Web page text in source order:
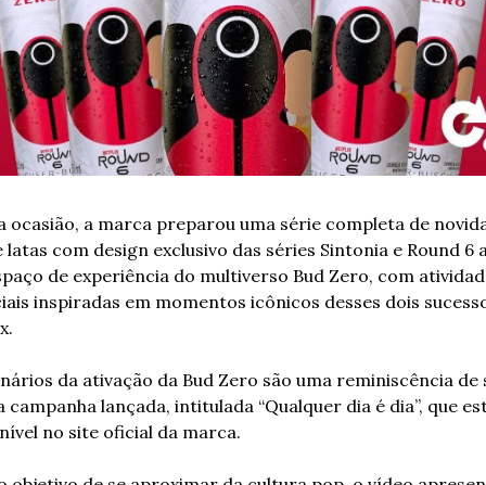
ocasião, a marca preparou uma série completa de
latas com design exclusivo das séries Sintonia e Round 6
de experiência do multiverso Bud Zero, com
inspiradas em momentos icônicos desses dois
da ativação da Bud Zero são uma reminiscência de
campanha lançada, intitulada “Qualquer dia é dia”, que
no site oficial da marca.